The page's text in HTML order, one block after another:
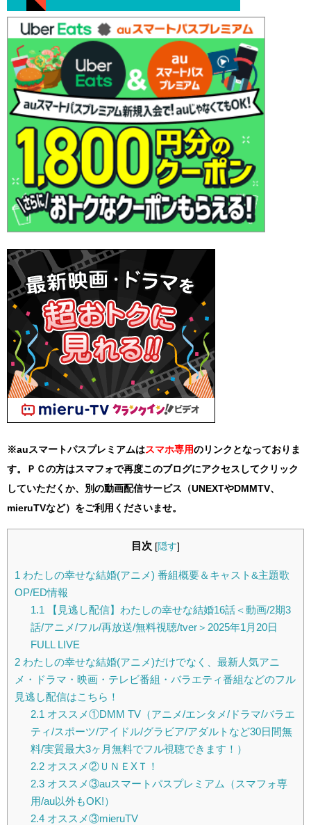
※auスマートパスプレミアムはスマホ専用のリンクとなっておりま
す。ＰＣの方はスマフォで再度このブログにアクセスしてクリック
していただくか、別の動画配信サービス（UNEXTやDMMTV、
mieruTVなど）をご利用くださいませ。
目次 [隠す]
1 わたしの幸せな結婚(アニメ) 番組概要＆キャスト&主題歌
OP/ED情報
1.1 【見逃し配信】わたしの幸せな結婚16話＜動画/2期3
話/アニメ/フル/再放送/無料視聴/tver＞2025年1月20日
FULL LIVE
2 わたしの幸せな結婚(アニメ)だけでなく、最新人気アニ
メ・ドラマ・映画・テレビ番組・バラエティ番組などのフル
見逃し配信はこちら！
2.1 オススメ①DMM TV（アニメ/エンタメ/ドラマ/バラエ
ティ/スポーツ/アイドル/グラビア/アダルトなど30日間無
料/実質最大3ヶ月無料でフル視聴できます！）
2.2オススメ②ＵＮＥXＴ！
2.3オススメ③auスマートパスプレミアム（スマフォ専
用/au以外もOK!）
2.4オススメ③mieruTV